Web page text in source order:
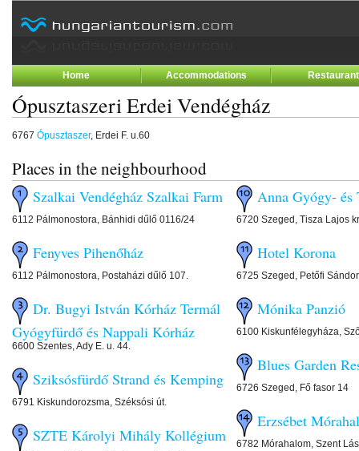
Home Accommodations
Ópusztaszeri Erdei Vendégház
6767 Ópusztaszer, Erdei F. u.60
Places in the neighbourhood
Szalkai Vendégház Szalkai Farm
6112 Pálmonostora, Bánhidi dűlő 0116/24
Fenyves Pihenőház
6112 Pálmonostora, Postaházi dűlő 107.
Dr. Bugyi István Kórház Termál
Gyógyfürdő és Nappali Kórház
6600 Szentes, Ady E. u. 44.
Sziksósfürdő Strand és Kemping
6791 Kiskundorozsma, Széksósi út.
SZTE Károlyi Mihály Kollégium
Anna Gyógy- és
6720 Szeged, Tisza Lajos
Hotel Korona
6725 Szeged, Petőfi
Mónika Panzió
6100 Kiskunfélegyháza,
Blues Garden
6726 Szeged, Fő fasor 14
Erzsébet
6782 Mórahalom, Szent